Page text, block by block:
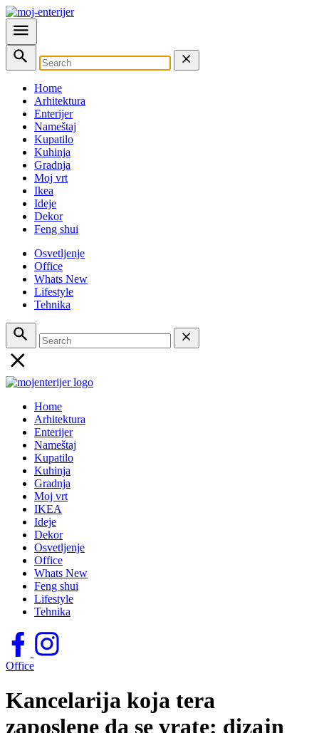
Home
Arhitektura
Enterijer
Nameštaj
Kupatilo
Kuhinja
Gradnja
Moj vrt
Ikea
Ideje
Dekor
Feng shui
Osvetljenje
Office
Whats New
Lifestyle
Tehnika
Home
Arhitektura
Enterijer
Nameštaj
Kupatilo
Kuhinja
Gradnja
Moj vrt
IKEA
Ideje
Dekor
Osvetljenje
Office
Whats New
Feng shui
Lifestyle
Tehnika
Office
Kancelarija koja tera
zaposlene da se vrate: dizajn